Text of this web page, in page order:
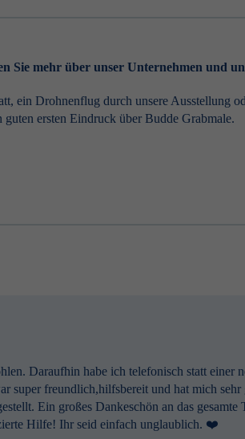
Sie mehr über unser Unternehmen und
ein Drohnenflug durch unsere Ausstellung
guten ersten Eindruck über Budde Grabmale.
Daraufhin habe ich telefonisch statt einer
super freundlich,hilfsbereit und hat mich sehr
Ein großes Dankeschön an das gesamte
Hilfe! Ihr seid einfach unglaublich. ❤️